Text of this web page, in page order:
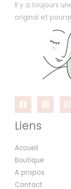
Il y a toujours
original et
Liens
Accueil
Boutique
A propos
Contact